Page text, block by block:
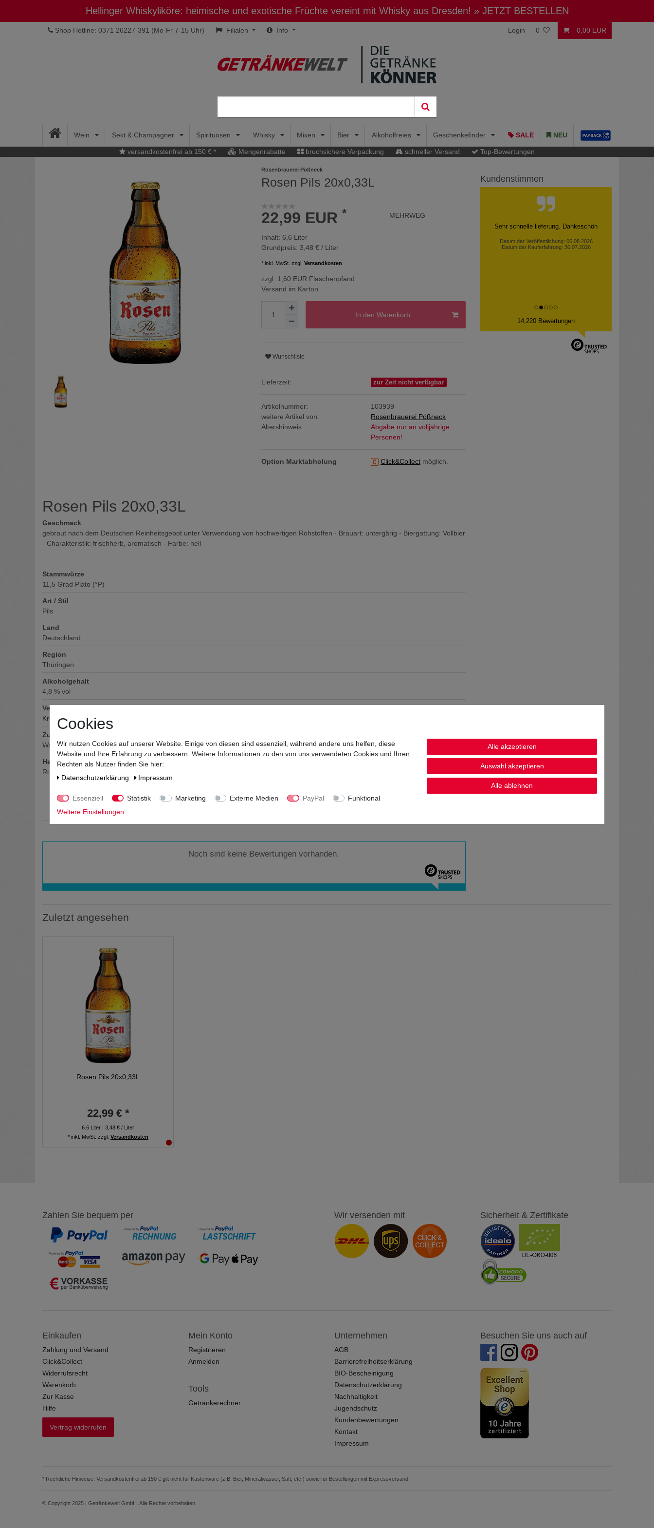
Hellinger Whiskyliköre: heimische und exotische Früchte vereint mit Whisky aus Dresden! » JETZT BESTELLEN
Shop Hotline: 0371 26227-391 (Mo-Fr 7-15 Uhr) Filialen Info Login 0 0,00 EUR
Wein Sekt & Champagner Spirituosen Whisky Mixen Bier Alkoholfreies Geschenkefinder SALE NEU
versandkostenfrei ab 150 € * Mengenrabatte bruchsichere Verpackung schneller Versand Top-Bewertungen
Rosenbrauerei Pößneck
Rosen Pils 20x0,33L
22,99 EUR *
Inhalt: 6,6 Liter
Grundpreis: 3,48 € / Liter
MEHRWEG
* inkl. MwSt. zzgl. Versandkosten
zzgl. 1,60 EUR Flaschenpfand
Versand im Karton
In den Warenkorb
Wunschliste
Lieferzeit: zur Zeit nicht verfügbar
Artikelnummer:
103939
weitere Artikel von:
Rosenbrauerei Pößneck
Altershinweis:
Abgabe nur an volljährige
Personen!
Option Marktabholung Click&Collect möglich.
Rosen Pils 20x0,33L
Geschmack
gebraut nach dem Deutschen Reinheitsgebot unter Verwendung von hochwertigen Rohstoffen - Brauart: untergärig - Biergattung: Vollbier
- Charakteristik: frischherb, aromatisch - Farbe: hell
Stammwürze
11,5 Grad Plato (°P)
Art / Stil
Pils
Land
Deutschland
Region
Thüringen
Alkoholgehalt
4,8 % vol
Verschluss
Kronkorken
Zutaten / Allergene
Wasser, GERSTENmalz, Hopfen
Hersteller / Importeur
Rosenbrauerei Pößneck GmbH, Dr.-Wilhelm-Külz-Str. 41, 07381 Pößneck
Noch sind keine Bewertungen vorhanden.
Kundenstimmen
Sehr schnelle lieferung. Dankeschön
Datum der Veröffentlichung: 06.08.2026
Datum der Kauferfahrung: 30.07.2026
14,220 Bewertungen
Zuletzt angesehen
Rosen Pils 20x0,33L
22,99 € *
6.6 Liter | 3,48 € / Liter
* inkl. MwSt. zzgl. Versandkosten
Zahlen Sie bequem per Wir versenden mit Sicherheit & Zertifikate
Einkaufen
Zahlung und Versand
Click&Collect
Widerrufsrecht
Warenkorb
Zur Kasse
Hilfe
Vertrag widerrufen
Mein Konto
Registrieren
Anmelden
Tools
Getränkerechner
Unternehmen
AGB
Barrierefreiheitserklärung
BIO-Bescheinigung
Datenschutzerklärung
Nachhaltigkeit
Jugendschutz
Kundenbewertungen
Kontakt
Impressum
Besuchen Sie uns auch auf
* Rechtliche Hinweise: Versandkostenfrei ab 150 € gilt nicht für Kastenware (z.B. Bier, Mineralwasser, Saft, etc.) sowie für Bestellungen mit Expressversand.
© Copyright 2025 | Getränkewelt GmbH. Alle Rechte vorbehalten.
Cookies
Wir nutzen Cookies auf unserer Website. Einige von diesen sind essenziell, während andere uns helfen, diese
Website und Ihre Erfahrung zu verbessern. Weitere Informationen zu den von uns verwendeten Cookies und Ihren
Rechten als Nutzer finden Sie hier:
Daten­schutz­erklärung
Impressum
Essenziell Statistik Marketing Externe Medien PayPal
Funktional
Weitere Einstellungen
Alle akzeptieren
Auswahl akzeptieren
Alle ablehnen